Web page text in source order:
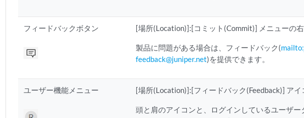
フィードバックボタン [場所(Location)]:[コミット(Commit)] メニューの右
製品に問題がある場合は、フィードバック(
feedback@juniper.net)を提供できます。
ユーザー機能メニュー [場所(Location)]:[フィードバック(Feedback)] アイ
頭と肩のアイコンと、ログインしているユーザ